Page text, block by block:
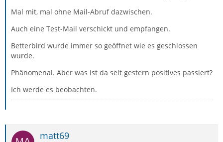
Mal mit, mal ohne Mail-Abruf dazwischen.
Auch eine Test-Mail verschickt und empfangen.
Betterbird wurde immer so geöffnet wie es geschlossen
wurde.
Phänomenal. Aber was ist da seit gestern positives passiert?
Ich werde es beobachten.
matt69